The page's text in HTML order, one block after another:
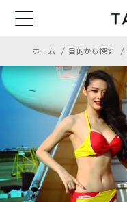
ホーム 目的から探す